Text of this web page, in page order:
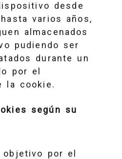
desde
varios años,
almacenados
pudiendo ser
durante un
por el
la cookie.
según su
por el